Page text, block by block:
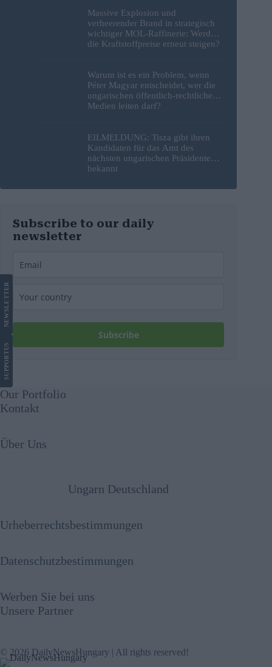
Massive Explosion und
verheerender Brand in strategisch
wichtiger MOL-Raffinerie: Werden
die Kraftstoffpreise erneut steigen?
Warum ist es ein Problem, wenn
Péter Magyar entscheidet, wer die
ungarischen öffentlich-rechtlichen
Medien leiten darf?
EILMELDUNG: Tisza gibt ihren
Kandidaten für das Amt des
nächsten ungarischen Präsidenten
bekannt
Subscribe to our daily
newsletter
Subscribe
SUPPORT
US
NEWS
LETTER
Our Portfolio
Kontakt
Über Uns
Ungarn Deutschland
Urheberrechtsbestimmungen
Datenschutzbestimmungen
Werben Sie bei uns
Unsere Partner
© 2026 DailyNewsHungary | All rights reserved!